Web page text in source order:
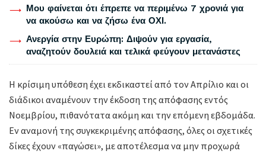
Μου φαίνεται ότι έπρεπε να περιμένω 7 χρονιά για
να ακούσω και να ζήσω ένα ΟΧΙ.
Ανεργία στην Ευρώπη: Διψούν για εργασία,
αναζητούν δουλειά και τελικά φεύγουν μετανάστες
Η κρίσιμη υπόθεση έχει εκδικαστεί από τον Απρίλιο και οι
διάδικοι αναμένουν την έκδοση της απόφασης εντός
Νοεμβρίου, πιθανότατα ακόμη και την επόμενη εβδομάδα.
Εν αναμονή της συγκεκριμένης απόφασης, όλες οι σχετικές
δίκες έχουν «παγώσει», με αποτέλεσμα να μην προχωρά